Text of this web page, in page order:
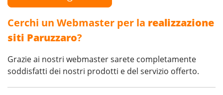
Cerchi un Webmaster per la realizzazione
siti Paruzzaro?
Grazie ai nostri webmaster sarete completamente
soddisfatti dei nostri prodotti e del servizio offerto.